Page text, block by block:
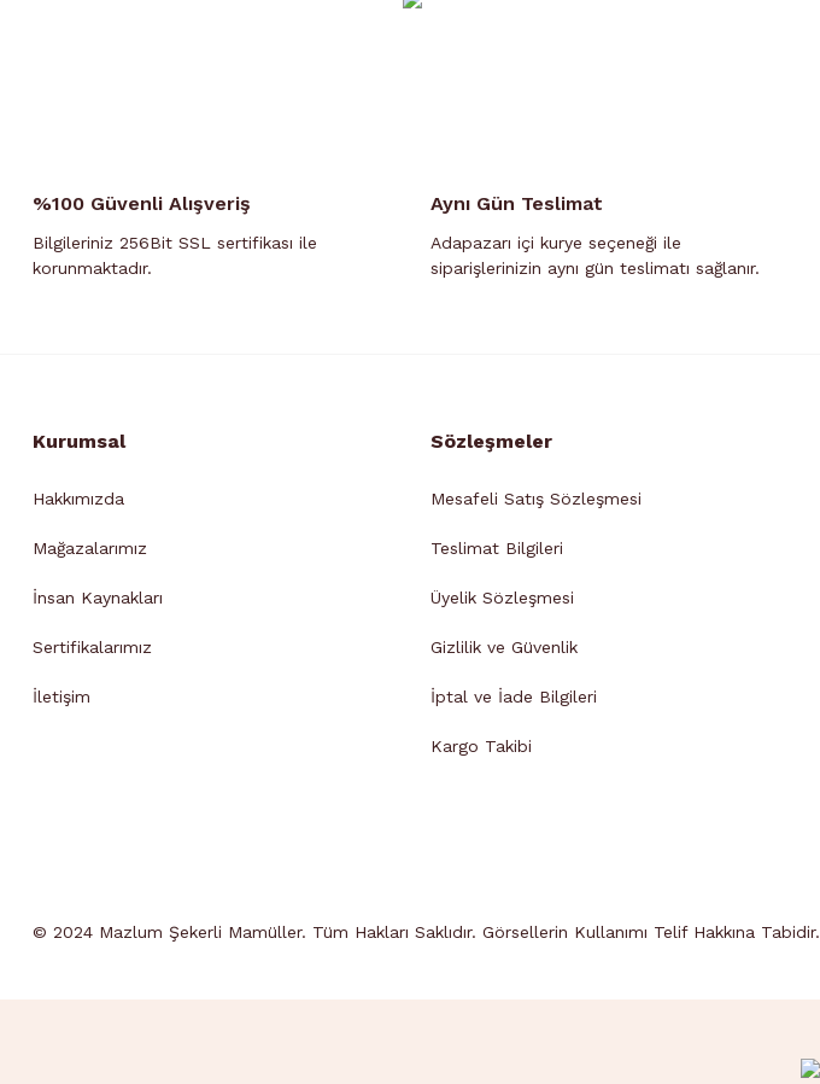
%100 Güvenli Alışveriş
Bilgileriniz 256Bit SSL sertifikası ile
korunmaktadır.
Aynı Gün Teslimat
Adapazarı içi kurye seçeneği ile
siparişlerinizin aynı gün teslimatı sağlanır.
Kurumsal
Hakkımızda
Mağazalarımız
İnsan Kaynakları
Sertifikalarımız
İletişim
Sözleşmeler
Mesafeli Satış Sözleşmesi
Teslimat Bilgileri
Üyelik Sözleşmesi
Gizlilik ve Güvenlik
İptal ve İade Bilgileri
Kargo Takibi
© 2024 Mazlum Şekerli Mamüller. Tüm Hakları Saklıdır. Görsellerin Kullanımı Telif Hakkına Tabidir.